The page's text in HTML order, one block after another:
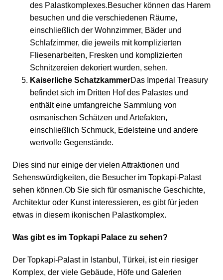
des Palastkomplexes.Besucher können das Harem
besuchen und die verschiedenen Räume,
einschließlich der Wohnzimmer, Bäder und
Schlafzimmer, die jeweils mit komplizierten
Fliesenarbeiten, Fresken und komplizierten
Schnitzereien dekoriert wurden, sehen.
Kaiserliche SchatzkammerDas Imperial Treasury
befindet sich im Dritten Hof des Palastes und
enthält eine umfangreiche Sammlung von
osmanischen Schätzen und Artefakten,
einschließlich Schmuck, Edelsteine und andere
wertvolle Gegenstände.
Dies sind nur einige der vielen Attraktionen und
Sehenswürdigkeiten, die Besucher im Topkapi-Palast
sehen können.Ob Sie sich für osmanische Geschichte,
Architektur oder Kunst interessieren, es gibt für jeden
etwas in diesem ikonischen Palastkomplex.
Was gibt es im Topkapi Palace zu sehen?
Der Topkapi-Palast in Istanbul, Türkei, ist ein riesiger
Komplex, der viele Gebäude, Höfe und Galerien